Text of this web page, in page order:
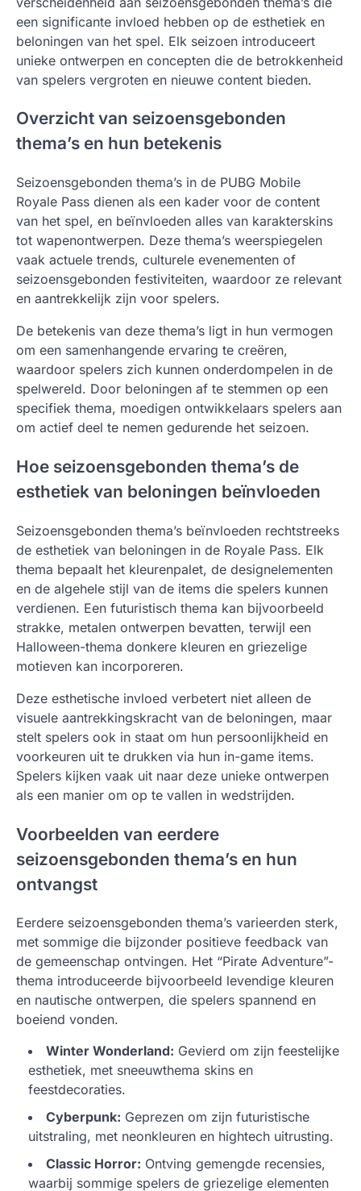
een significante invloed hebben op de esthetiek en
beloningen van het spel. Elk seizoen introduceert
unieke ontwerpen en concepten die de betrokkenheid
van spelers vergroten en nieuwe content bieden.
Overzicht van seizoensgebonden
thema’s en hun betekenis
Seizoensgebonden thema’s in de PUBG Mobile
Royale Pass dienen als een kader voor de content
van het spel, en beïnvloeden alles van karakterskins
tot wapenontwerpen. Deze thema’s weerspiegelen
vaak actuele trends, culturele evenementen of
seizoensgebonden festiviteiten, waardoor ze relevant
en aantrekkelijk zijn voor spelers.
De betekenis van deze thema’s ligt in hun vermogen
om een samenhangende ervaring te creëren,
waardoor spelers zich kunnen onderdompelen in de
spelwereld. Door beloningen af te stemmen op een
specifiek thema, moedigen ontwikkelaars spelers aan
om actief deel te nemen gedurende het seizoen.
Hoe seizoensgebonden thema’s de
esthetiek van beloningen beïnvloeden
Seizoensgebonden thema’s beïnvloeden rechtstreeks
de esthetiek van beloningen in de Royale Pass. Elk
thema bepaalt het kleurenpalet, de designelementen
en de algehele stijl van de items die spelers kunnen
verdienen. Een futuristisch thema kan bijvoorbeeld
strakke, metalen ontwerpen bevatten, terwijl een
Halloween-thema donkere kleuren en griezelige
motieven kan incorporeren.
Deze esthetische invloed verbetert niet alleen de
visuele aantrekkingskracht van de beloningen, maar
stelt spelers ook in staat om hun persoonlijkheid en
voorkeuren uit te drukken via hun in-game items.
Spelers kijken vaak uit naar deze unieke ontwerpen
als een manier om op te vallen in wedstrijden.
Voorbeelden van eerdere
seizoensgebonden thema’s en hun
ontvangst
Eerdere seizoensgebonden thema’s varieerden sterk,
met sommige die bijzonder positieve feedback van
de gemeenschap ontvingen. Het “Pirate Adventure”-
thema introduceerde bijvoorbeeld levendige kleuren
en nautische ontwerpen, die spelers spannend en
boeiend vonden.
Winter Wonderland: Gevierd om zijn feestelijke
esthetiek, met sneeuwthema skins en
feestdecoraties.
Cyberpunk: Geprezen om zijn futuristische
uitstraling, met neonkleuren en hightech uitrusting.
Classic Horror: Ontving gemengde recensies,
waarbij sommige spelers de griezelige elementen